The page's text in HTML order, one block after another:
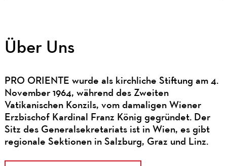
Über Uns
PRO ORIENTE wurde als kirchliche Stiftung am 4.
November 1964, während des Zweiten
Vatikanischen Konzils, vom damaligen Wiener
Erzbischof Kardinal Franz König gegründet. Der
Sitz des Generalsekretariats ist in Wien, es gibt
regionale Sektionen in Salzburg, Graz und Linz.